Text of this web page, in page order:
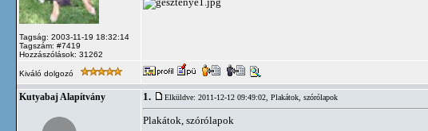
Tagság: 2003-11-19 18:32:14
Tagszám: #7419
Hozzászólások: 31262
Kiváló dolgozó
Kutyabaj Alapítvány 1. Elküldve: 2011-12-12 09:49:02, Plakátok, szórólapok
Plakátok, szórólapok